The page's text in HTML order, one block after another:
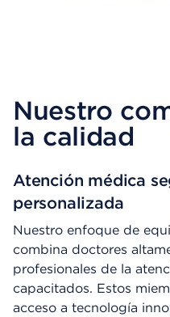
Nuestro
la calidad
Atención médica
personalizada
Nuestro enfoque de
combina doctores
profesionales de la
capacitados. Estos
acceso a tecnología